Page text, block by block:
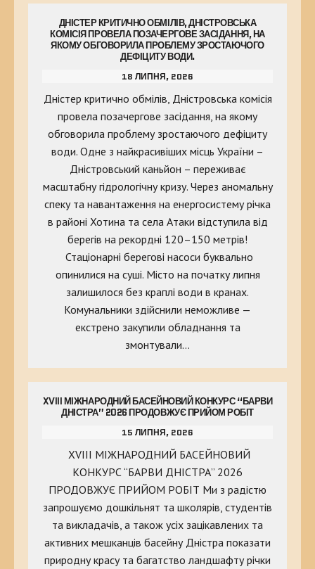
ДНІСТЕР КРИТИЧНО ОБМІЛІВ, ДНІСТРОВСЬКА
КОМІСІЯ ПРОВЕЛА ПОЗАЧЕРГОВЕ ЗАСІДАННЯ, НА
ЯКОМУ ОБГОВОРИЛА ПРОБЛЕМУ ЗРОСТАЮЧОГО
ДЕФІЦИТУ ВОДИ.
18 ЛИПНЯ, 2026
Дністер критично обмілів, Дністровська комісія
провела позачергове засідання, на якому
обговорила проблему зростаючого дефіциту
води. Одне з найкрасивіших місць України –
Дністровський каньйон – переживає
масштабну гідрологічну кризу. Через аномальну
спеку та навантаження на енергосистему річка
в районі Хотина та села Атаки відступила від
берегів на рекордні 120–150 метрів!
Стаціонарні берегові насоси буквально
опинилися на суші. Місто на початку липня
залишилося без краплі води в кранах.
Комунальники здійснили неможливе —
екстрено закупили обладнання та
змонтували…
XVIII МІЖНАРОДНИЙ БАСЕЙНОВИЙ КОНКУРС “БАРВИ
ДНІСТРА” 2026 ПРОДОВЖУЄ ПРИЙОМ РОБІТ
15 ЛИПНЯ, 2026
XVIII МІЖНАРОДНИЙ БАСЕЙНОВИЙ
КОНКУРС “БАРВИ ДНІСТРА” 2026
ПРОДОВЖУЄ ПРИЙОМ РОБІТ Ми з радістю
запрошуємо дошкільнят та школярів, студентів
та викладачів, а також усіх зацікавлених та
активних мешканців басейну Дністра показати
природну красу та багатство ландшафту річки